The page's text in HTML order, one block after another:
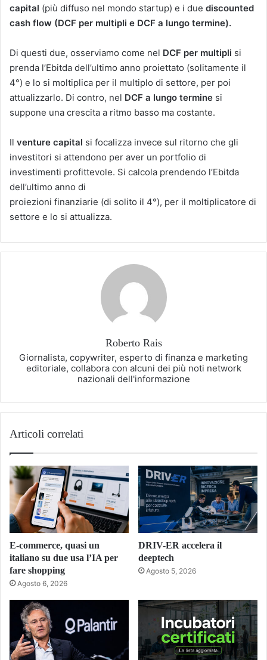
capital (più diffuso nel mondo startup) e i due discounted
cash flow (DCF per multipli e DCF a lungo termine).
Di questi due, osserviamo come nel DCF per multipli si
prenda l’Ebitda dell’ultimo anno proiettato (solitamente il
4°) e lo si moltiplica per il multiplo di settore, per poi
attualizzarlo. Di contro, nel DCF a lungo termine si
suppone una crescita a ritmo basso ma costante.
Il venture capital si focalizza invece sul ritorno che gli
investitori si attendono per aver un portfolio di
investimenti profittevole. Si calcola prendendo l’Ebitda
dell’ultimo anno di
proiezioni finanziarie (di solito il 4°), per il moltiplicatore di
settore e lo si attualizza.
Roberto Rais
Giornalista, copywriter, esperto di finanza e marketing
editoriale, collabora con alcuni dei più noti network
nazionali dell'informazione
Articoli correlati
E-commerce, quasi un
italiano su due usa l’IA per
fare shopping
Agosto 6, 2026
DRIV-ER accelera il
deeptech
Agosto 5, 2026